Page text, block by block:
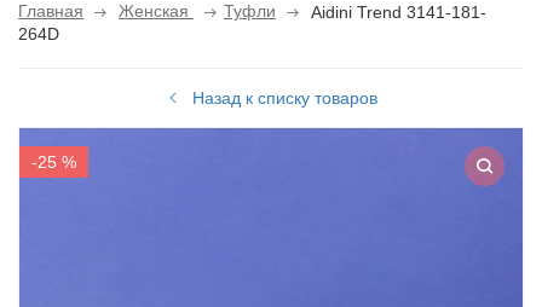
Главная Женская Туфли
Aidini Trend 3141-181-
264D
Назад к списку товаров